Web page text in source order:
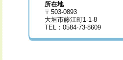
所在地
〒503-0893
大垣市藤江町1-1-8
TEL：0584-73-8609